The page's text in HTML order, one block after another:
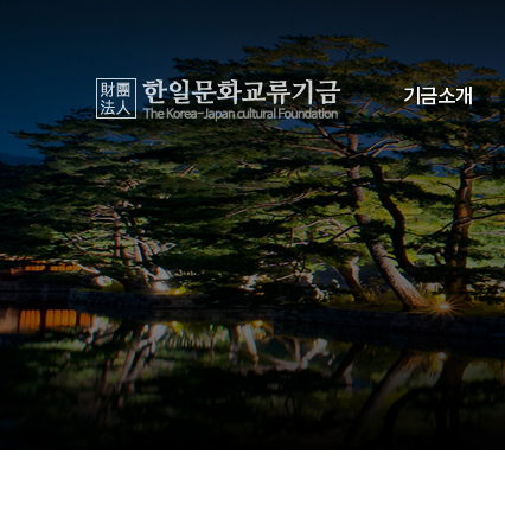
기금소개
회장 인사문
설립취지와 목적
임원과 조직
주요사업